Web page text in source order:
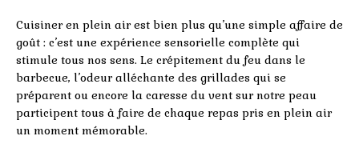
Cuisiner en plein air est bien plus qu’une simple affaire de
goût : c’est une expérience sensorielle complète qui
stimule tous nos sens. Le crépitement du feu dans le
barbecue, l’odeur alléchante des grillades qui se
préparent ou encore la caresse du vent sur notre peau
participent tous à faire de chaque repas pris en plein air
un moment mémorable.